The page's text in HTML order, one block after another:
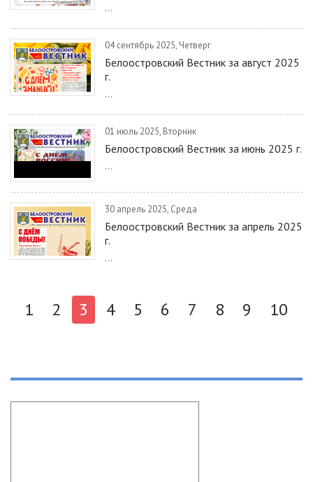
...
04 сентябрь 2025, Четверг
Белоостровский Вестник за август 2025
г.
...
01 июль 2025, Вторник
Белоостровский Вестник за июнь 2025 г.
...
30 апрель 2025, Среда
Белоостровский Вестник за апрель 2025
г.
...
1 2 3 4 5 6 7 8 9 10